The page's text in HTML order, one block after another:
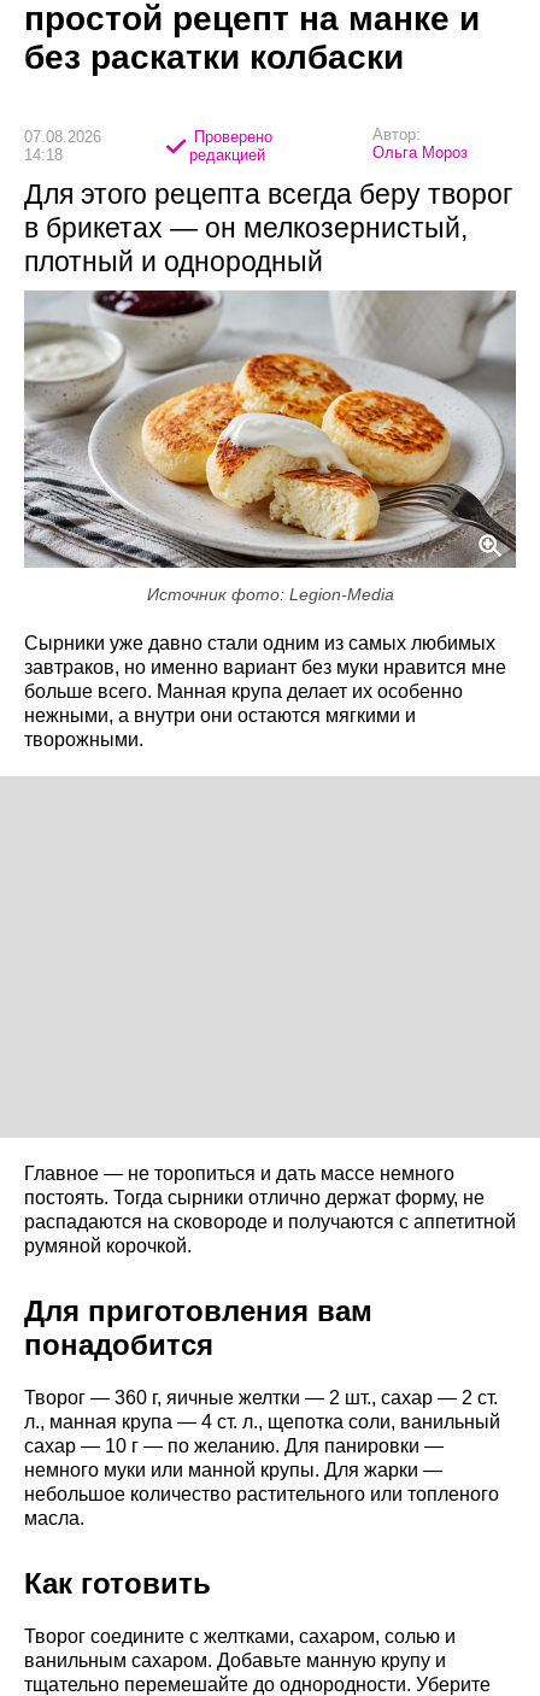
простой рецепт на манке и
без раскатки колбаски
07.08.2026
14:18
Проверено
редакцией
Автор:
Ольга Мороз
Для этого рецепта всегда беру творог
в брикетах — он мелкозернистый,
плотный и однородный
Источник фото: Legion-Media
Сырники уже давно стали одним из самых любимых
завтраков, но именно вариант без муки нравится мне
больше всего. Манная крупа делает их особенно
нежными, а внутри они остаются мягкими и
творожными.
Главное — не торопиться и дать массе немного
постоять. Тогда сырники отлично держат форму, не
распадаются на сковороде и получаются с аппетитной
румяной корочкой.
Для приготовления вам
понадобится
Творог — 360 г, яичные желтки — 2 шт., сахар — 2 ст.
л., манная крупа — 4 ст. л., щепотка соли, ванильный
сахар — 10 г — по желанию. Для панировки —
немного муки или манной крупы. Для жарки —
небольшое количество растительного или топленого
масла.
Как готовить
Творог соедините с желтками, сахаром, солью и
ванильным сахаром. Добавьте манную крупу и
тщательно перемешайте до однородности. Уберите